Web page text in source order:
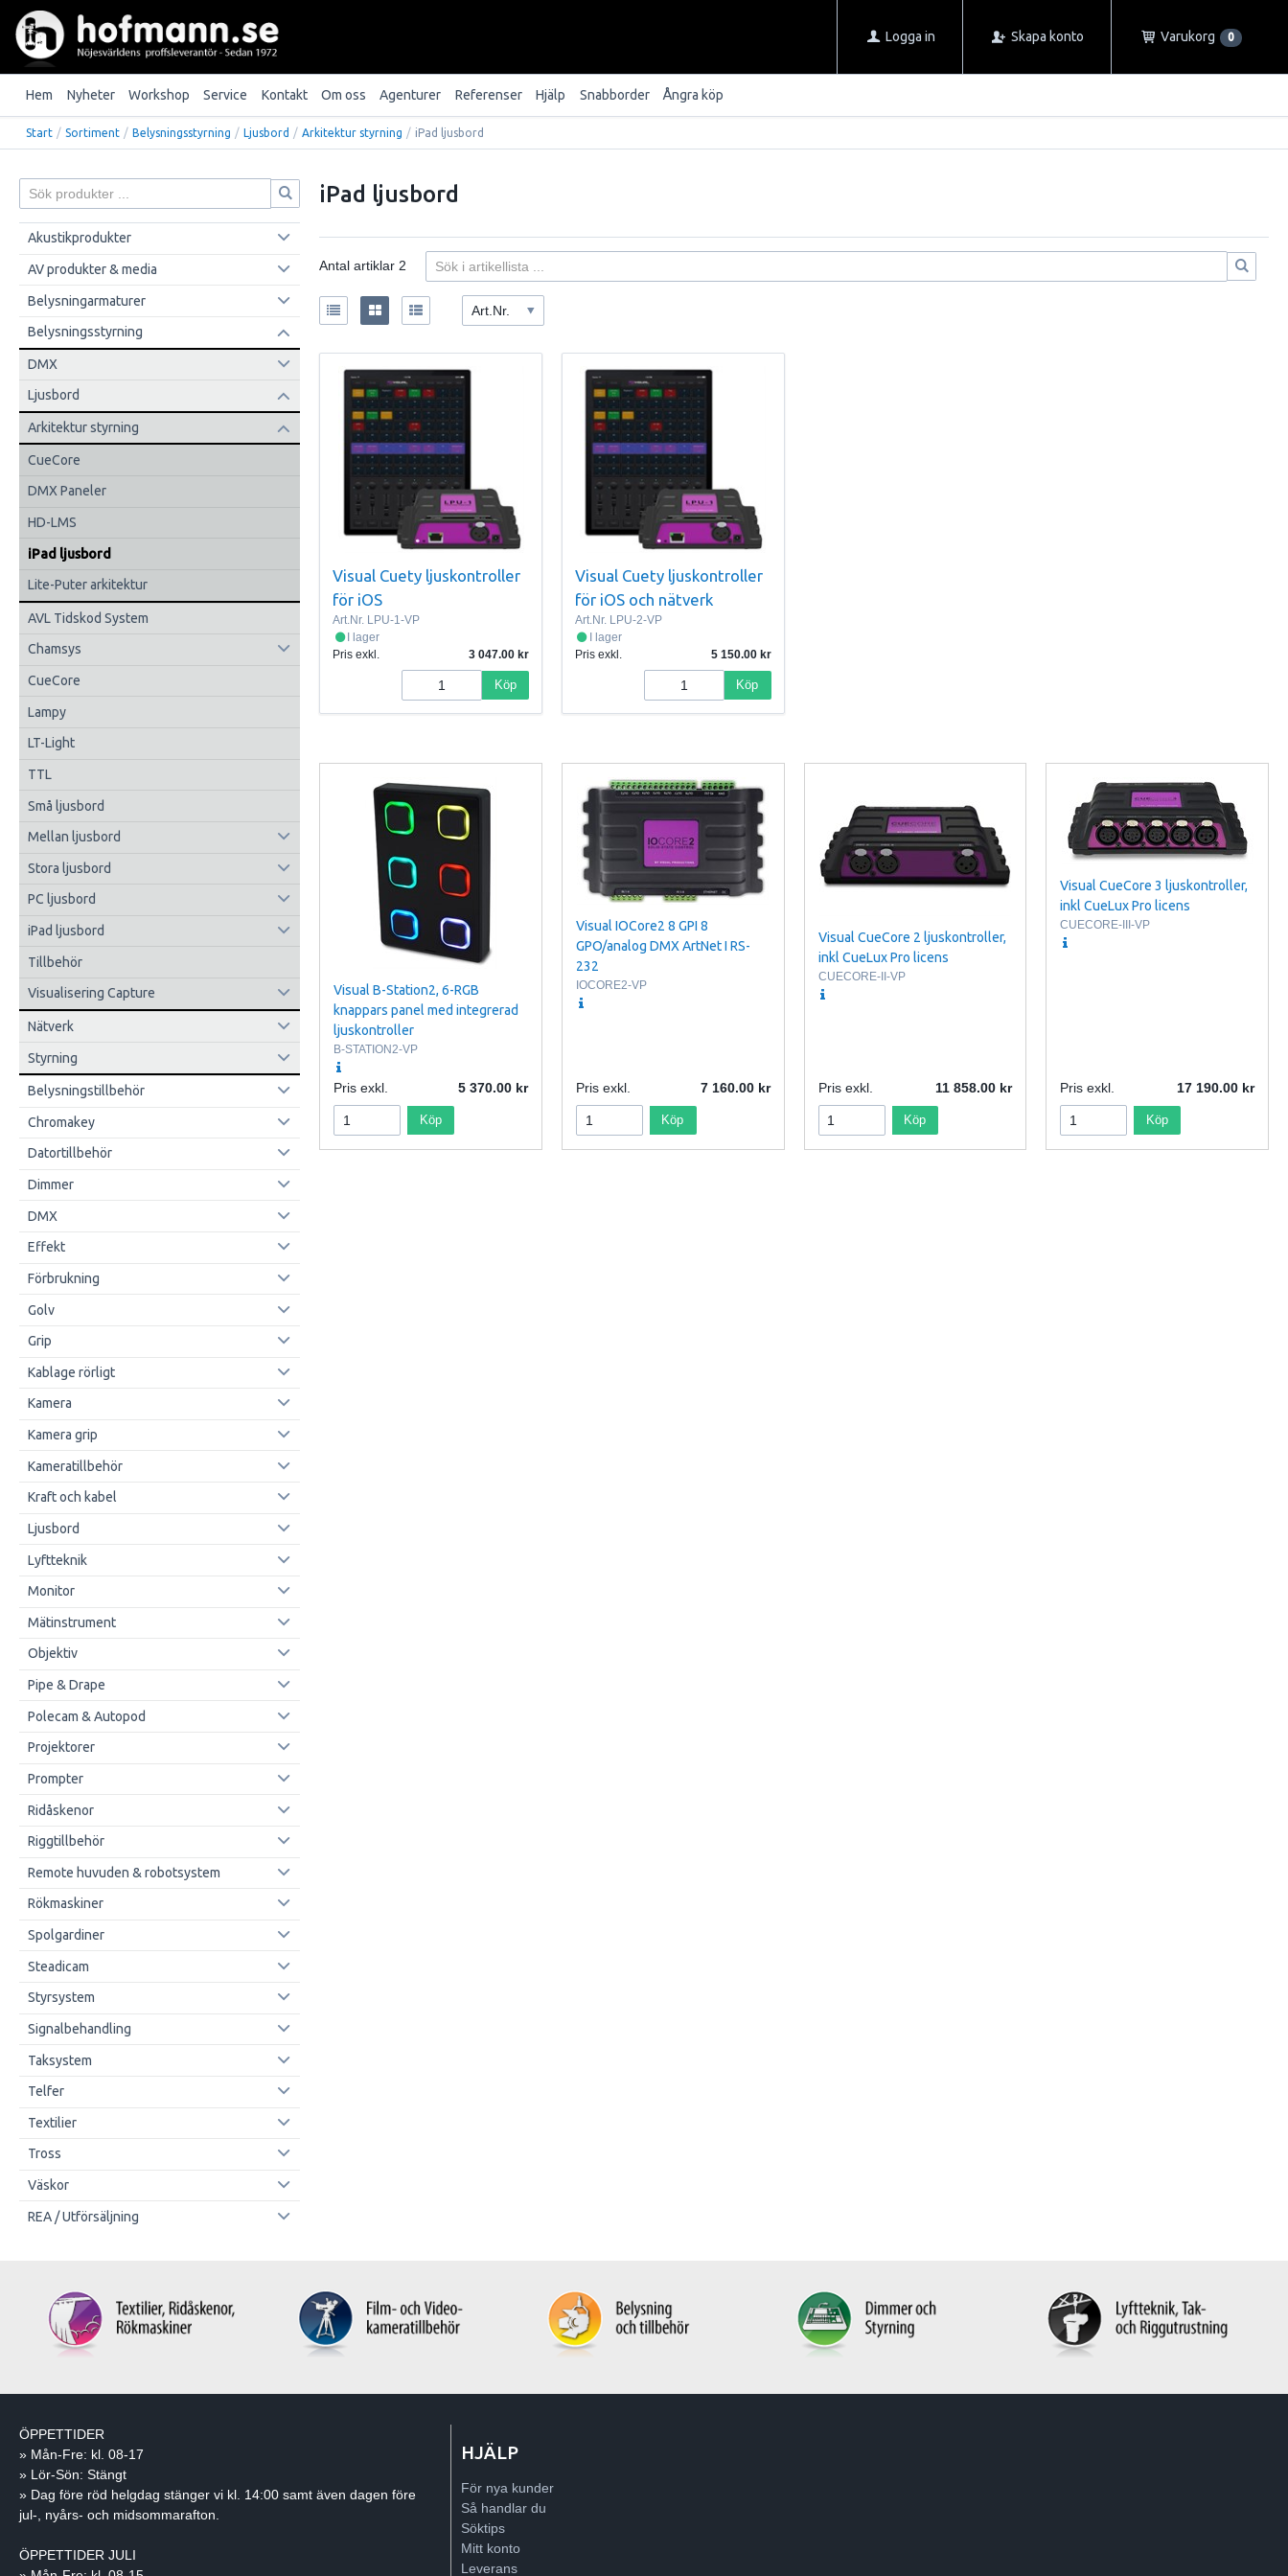
Logga in Skapa konto Varukorg 0
Hem Nyheter Workshop Service Kontakt Om oss Agenturer Referenser Hjälp Snabborder Ångra köp
Start / Sortiment / Belysningsstyrning / Ljusbord / Arkitektur styrning / iPad ljusbord
Akustikprodukter
AV produkter & media
Belysningarmaturer
Belysningsstyrning
DMX
Ljusbord
Arkitektur styrning
CueCore
DMX Paneler
HD-LMS
iPad ljusbord
Lite-Puter arkitektur
AVL Tidskod System
Chamsys
CueCore
Lampy
LT-Light
TTL
Små ljusbord
Mellan ljusbord
Stora ljusbord
PC ljusbord
iPad ljusbord
Tillbehör
Visualisering Capture
Nätverk
Styrning
Belysningstillbehör
Chromakey
Datortillbehör
Dimmer
DMX
Effekt
Förbrukning
Golv
Grip
Kablage rörligt
Kamera
Kamera grip
Kameratillbehör
Kraft och kabel
Ljusbord
Lyftteknik
Monitor
Mätinstrument
Objektiv
Pipe & Drape
Polecam & Autopod
Projektorer
Prompter
Ridåskenor
Riggtillbehör
Remote huvuden & robotsystem
Rökmaskiner
Spolgardiner
Steadicam
Styrsystem
Signalbehandling
Taksystem
Telfer
Textilier
Tross
Väskor
REA / Utförsäljning
iPad ljusbord
Antal artiklar2
Art.Nr.
Visual Cuety ljuskontroller
för iOS
Art.Nr. LPU-1-VP
I lager
Pris exkl.
3 047.00
Köp
Visual Cuety ljuskontroller
för iOS och nätverk
Art.Nr. LPU-2-VP
I lager
Pris exkl.
5 150.00
Köp
Visual B-Station2, 6-RGB
knappars panel med integrerad
ljuskontroller
B-STATION2-VP
Pris exkl. 5 370.00
Köp
Visual IOCore2 8 GPI 8
GPO/analog DMX ArtNet I RS-
232
IOCORE2-VP
Pris exkl. 7 160.00
Köp
Visual CueCore 2 ljuskontroller,
inkl CueLux Pro licens
CUECORE-II-VP
Pris exkl. 11 858.00
Köp
Visual CueCore 3 ljuskontroller,
inkl CueLux Pro licens
CUECORE-III-VP
Pris exkl. 17 190.00
Köp
ÖPPETTIDER
» Mån-Fre: kl. 08-17
» Lör-Sön: Stängt
» Dag före röd helgdag stänger vi kl. 14:00 samt även dagen före
jul-, nyårs- och midsommarafton.
ÖPPETTIDER JULI
HJÄLP
För nya kunder
Så handlar du
Söktips
Mitt konto
Leverans